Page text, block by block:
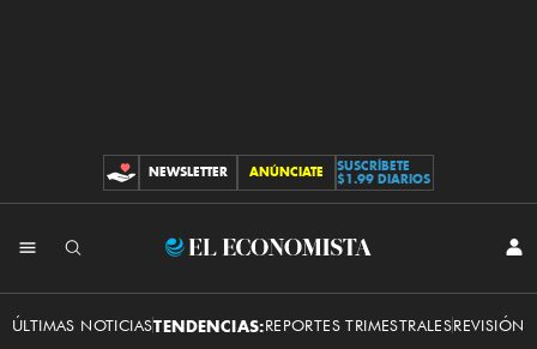
CONTRIBUCIONES
NEWSLETTER ANÚNCIATE
SUSCRÍBETE
$1.99 DIARIOS
El
ÚLTIMAS NOTICIASTENDENCIAS:REPORTES TRIMESTRALESREVISIÓN